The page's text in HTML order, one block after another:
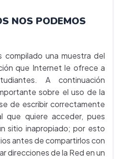
NOS PODEMOS
compilado una muestra del
que Internet le ofrece a
A continuación
sobre el uso de la
de escribir correctamente
que quiere acceder, pues
sitio inapropiado; por esto
antes de compartirlos con
direcciones de la Red en un